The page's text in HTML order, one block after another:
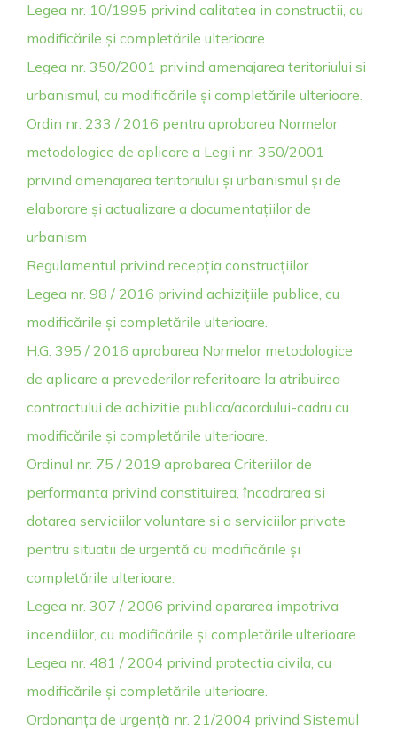
Legea nr. 10/1995 privind calitatea in constructii, cu
modificările și completările ulterioare.
Legea nr. 350/2001 privind amenajarea teritoriului si
urbanismul, cu modificările și completările ulterioare.
Ordin nr. 233 / 2016 pentru aprobarea Normelor
metodologice de aplicare a Legii nr. 350/2001
privind amenajarea teritoriului și urbanismul și de
elaborare și actualizare a documentațiilor de
urbanism
Regulamentul privind recepția construcțiilor
Legea nr. 98 / 2016 privind achizițiile publice, cu
modificările și completările ulterioare.
H.G. 395 / 2016 aprobarea Normelor metodologice
de aplicare a prevederilor referitoare la atribuirea
contractului de achizitie publica/acordului-cadru cu
modificările și completările ulterioare.
Ordinul nr. 75 / 2019 aprobarea Criteriilor de
performanta privind constituirea, încadrarea si
dotarea serviciilor voluntare si a serviciilor private
pentru situatii de urgentă cu modificările și
completările ulterioare.
Legea nr. 307 / 2006 privind apararea impotriva
incendiilor, cu modificările și completările ulterioare.
Legea nr. 481 / 2004 privind protectia civila, cu
modificările și completările ulterioare.
Ordonanța de urgență nr. 21/2004 privind Sistemul